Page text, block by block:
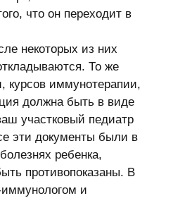
что он переходит в
некоторых из них
То же
курсов иммунотерапии,
должна быть в виде
участковый педиатр
эти документы были в
ребенка,
противопоказаны. В
иммунологом и